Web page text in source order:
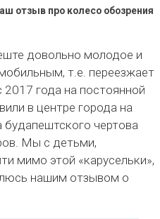
отзыв про колесо обозрения
довольно молодое и
т.е. переезжает
года на постоянной
в центре города на
чертова
Мы с детьми,
мимо этой «карусельки»,
нашим отзывом о